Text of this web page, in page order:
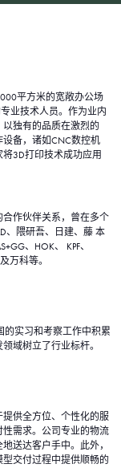
平方米的宽敞办公场
业技术人员。作为业内
独有的品质在激烈的
备，诸如CNC数控机
3D打印技术成功应用
作伙伴关系，曾在多个
、隈研吾、日建、藤 本
、HOK、 KPF、
万科等。
实习和考察工作中积累
域树立了行业标杆。
供全方位、个性化的服
需求。公司专业的物流
送达客户手中。此外，
交付过程中提供顺畅的